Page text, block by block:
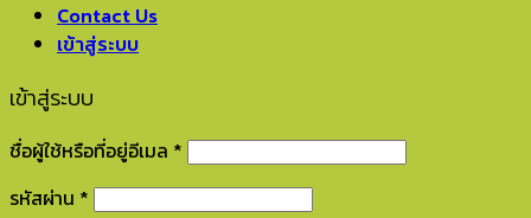
Contact Us
เข้าสู่ระบบ
เข้าสู่ระบบ
ชื่อผู้ใช้หรือที่อยู่อีเมล *
รหัสผ่าน *